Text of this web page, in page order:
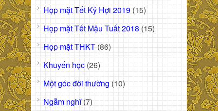
Họp mặt Tết Kỷ Hợi 2019 (15)
Họp mặt Tết Mậu Tuất 2018 (15)
Họp mặt THKT (86)
Khuyến học (26)
Một góc đời thường (10)
Ngẫm nghĩ(7)